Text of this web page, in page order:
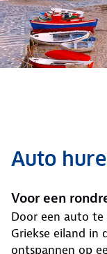
Auto
Voor een
Door een auto te
Griekse eiland in
ontspannen op